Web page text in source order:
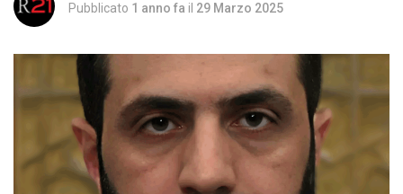
Pubblicato 1 anno fa il 29 Marzo 2025